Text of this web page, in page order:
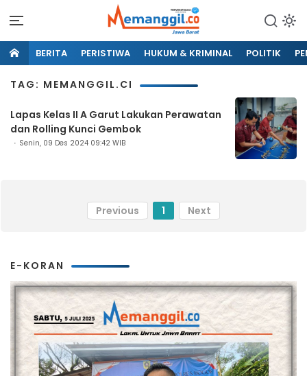
BERITA PERISTIWA HUKUM & KRIMINAL POLITIK
TAG: MEMANGGIL.CI
Lapas Kelas II A Garut Lakukan Perawatan
dan Rolling Kunci Gembok
Senin, 09 Des 2024 09:42 WIB
Previous 1 Next
E-KORAN